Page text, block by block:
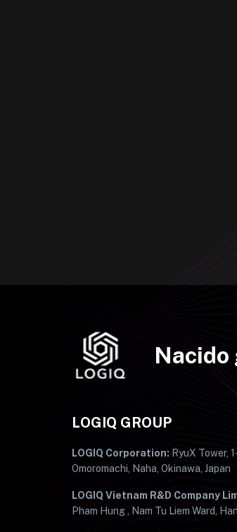
Nacido
LOGIQ GROUP
LOGIQ Corporation: RyuX Tower,
Omoromachi, Naha, Okinawa, Japan
LOGIQ Vietnam R&D Company
Pham Hung , Nam Tu Liem Ward,